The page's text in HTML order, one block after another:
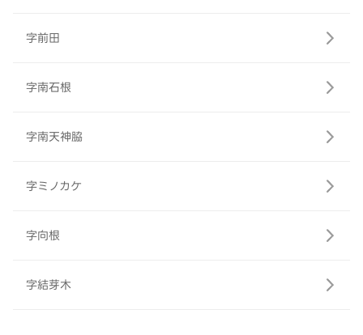
字前田
字南石根
字南天神脇
字ミノカケ
字向根
字結芽木